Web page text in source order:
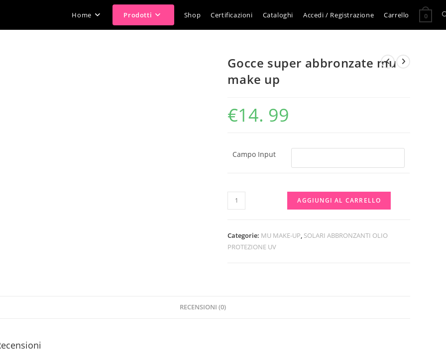
Home Prodotti Shop Certificazioni Cataloghi Accedi / Registrazione Carrello 0
Gocce super abbronzate mu
make up
€14. 99
Campo Input
Gocce
super
mu
make
AGGIUNGI AL CARRELLO
Categorie: MU MAKE-UP, SOLARI ABBRONZANTI OLIO
PROTEZIONE UV
RECENSIONI (0)